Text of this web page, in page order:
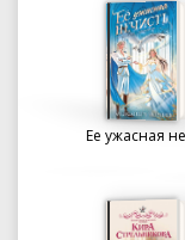
Ее ужасная